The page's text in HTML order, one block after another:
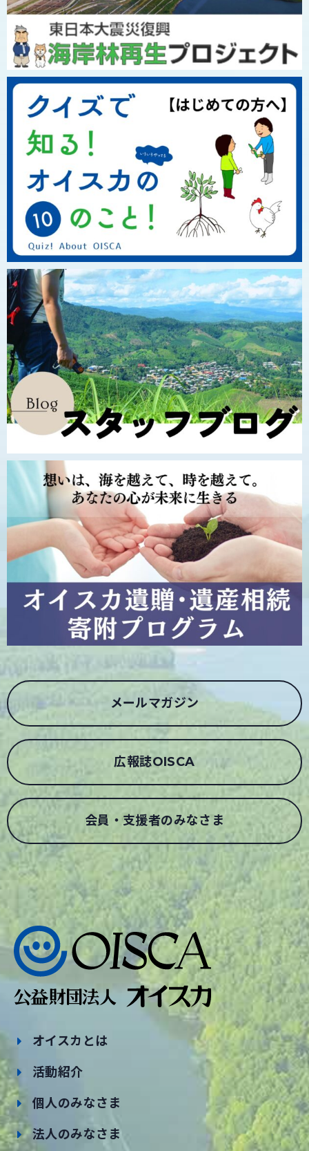
メールマガジン
広報誌OISCA
会員・支援者のみなさま
オイスカとは
活動紹介
個人のみなさま
法人のみなさま